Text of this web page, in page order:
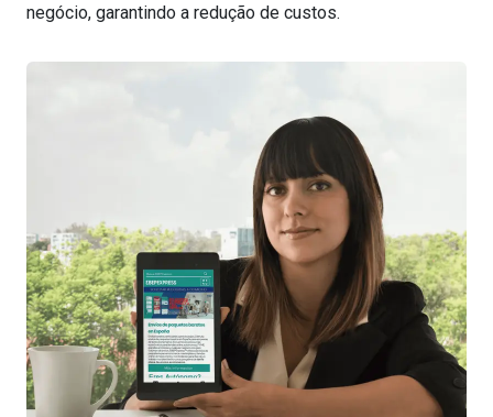
negócio, garantindo a redução de custos.